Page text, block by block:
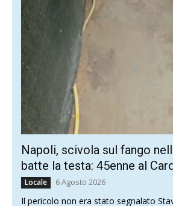
Napoli, scivola sul fango
batte la testa: 45enne al
Locale 6 Agosto 2026
Il pericolo non era stato segnalato